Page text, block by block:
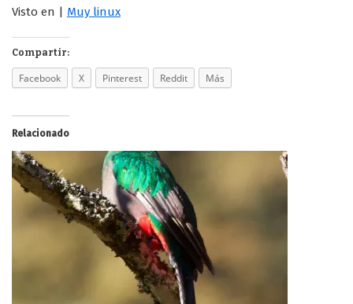
Visto en | Muy linux
Compartir:
Facebook X Pinterest Reddit Más
Relacionado